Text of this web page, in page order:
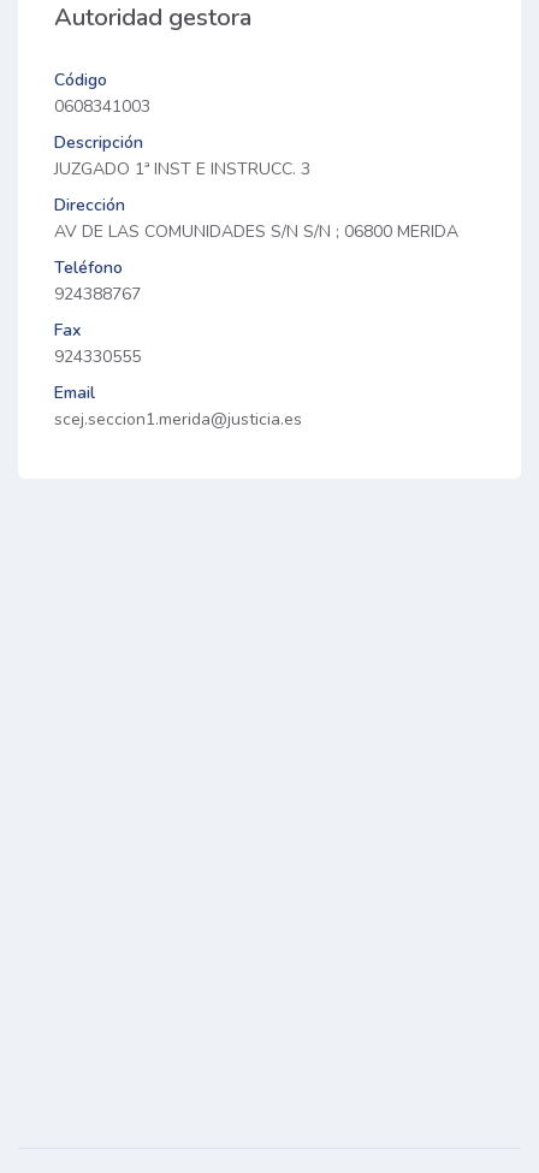
Autoridad gestora
Código
0608341003
Descripción
JUZGADO 1ª INST E INSTRUCC. 3
Dirección
AV DE LAS COMUNIDADES S/N S/N ; 06800 MERIDA
Teléfono
924388767
Fax
924330555
Email
scej.seccion1.merida@justicia.es